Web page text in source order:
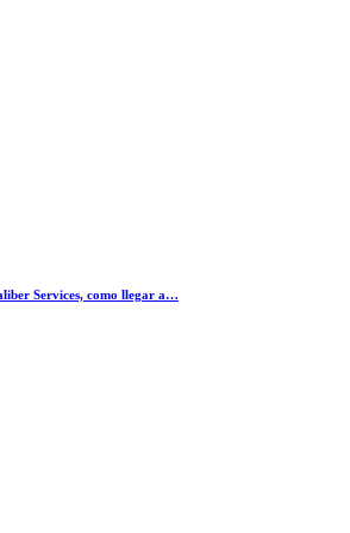
Services, como llegar a…